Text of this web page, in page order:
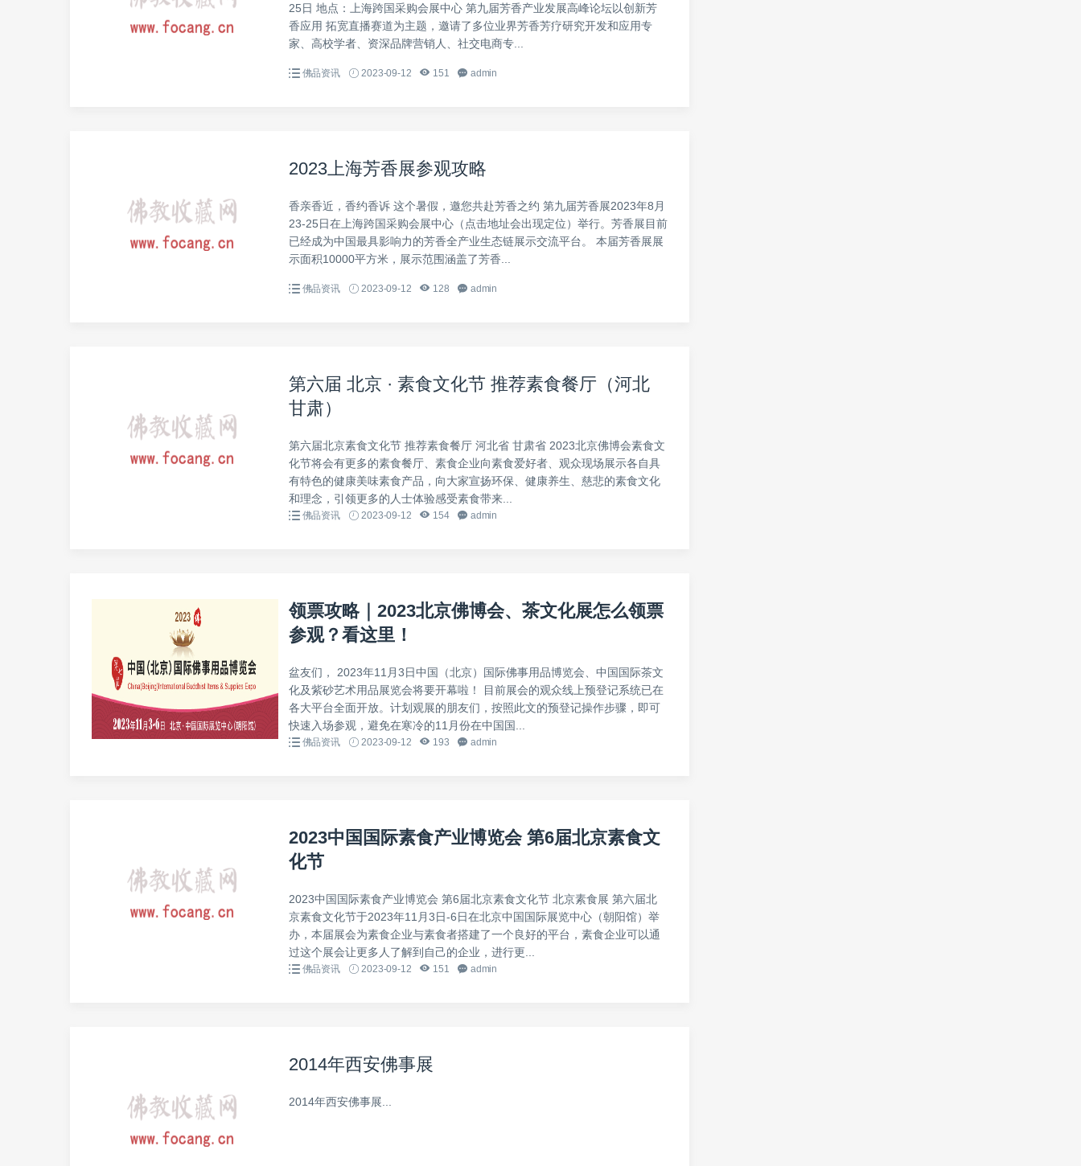
25日 地点：上海跨国采购会展中心 第九届芳香产业发展高峰论坛以创新芳
香应用 拓宽直播赛道为主题，邀请了多位业界芳香芳疗研究开发和应用专
家、高校学者、资深品牌营销人、社交电商专...
佛品资讯 2023-09-12 151 admin
2023上海芳香展参观攻略
香亲香近，香约香诉 这个暑假，邀您共赴芳香之约 第九届芳香展2023年8月
23-25日在上海跨国采购会展中心（点击地址会出现定位）举行。芳香展目前
已经成为中国最具影响力的芳香全产业生态链展示交流平台。 本届芳香展展
示面积10000平方米，展示范围涵盖了芳香...
佛品资讯 2023-09-12 128 admin
第六届 北京 · 素食文化节 推荐素食餐厅（河北
甘肃）
第六届北京素食文化节 推荐素食餐厅 河北省 甘肃省 2023北京佛博会素食文
化节将会有更多的素食餐厅、素食企业向素食爱好者、观众现场展示各自具
有特色的健康美味素食产品，向大家宣扬环保、健康养生、慈悲的素食文化
和理念，引领更多的人士体验感受素食带来...
佛品资讯 2023-09-12 154 admin
领票攻略｜2023北京佛博会、茶文化展怎么领票
参观？看这里！
盆友们， 2023年11月3日中国（北京）国际佛事用品博览会、中国国际茶文
化及紫砂艺术用品展览会将要开幕啦！ 目前展会的观众线上预登记系统已在
各大平台全面开放。计划观展的朋友们，按照此文的预登记操作步骤，即可
快速入场参观，避免在寒冷的11月份在中国国...
佛品资讯 2023-09-12 193 admin
2023中国国际素食产业博览会 第6届北京素食文
化节
2023中国国际素食产业博览会 第6届北京素食文化节 北京素食展 第六届北
京素食文化节于2023年11月3日-6日在北京中国国际展览中心（朝阳馆）举
办，本届展会为素食企业与素食者搭建了一个良好的平台，素食企业可以通
过这个展会让更多人了解到自己的企业，进行更...
佛品资讯 2023-09-12 151 admin
2014年西安佛事展
2014年西安佛事展...